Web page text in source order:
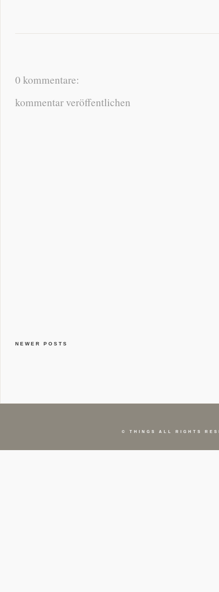
0 kommentare:
kommentar veröffentlichen
NEWER POSTS
© THINGS ALL RIGHTS